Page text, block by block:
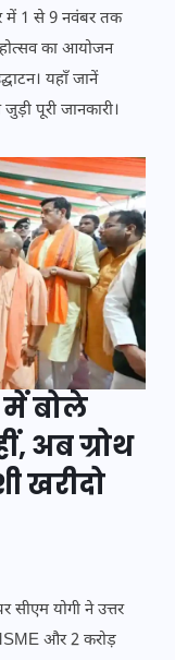
में 1 से 9 नवंबर तक
का आयोजन
यहाँ जानें
पूरी जानकारी।
में बोले
अब ग्रोथ
खरीदो
सीएम योगी ने उत्तर
और 2 करोड़